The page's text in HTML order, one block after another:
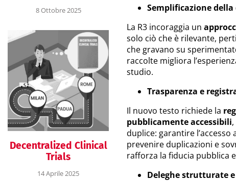
8 Ottobre 2025
Decentralized Clinical
Trials
14 Aprile 2025
Semplificazione
La R3 incoraggia un
solo ciò che è rilevante,
che gravano su
raccolte migliora
studio.
Trasparenza e
Il nuovo testo richiede la
pubblicamente accessibili
duplice: garantire
prevenire duplicazioni e
rafforza la fiducia pubblica
Deleghe strutturate